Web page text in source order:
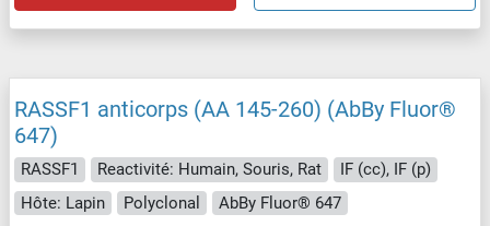
RASSF1 anticorps (AA 145-260) (AbBy Fluor®
647)
RASSF1 Reactivité: Humain, Souris, Rat
IF (cc), IF (p)
Hôte: Lapin
Polyclonal AbBy Fluor® 647